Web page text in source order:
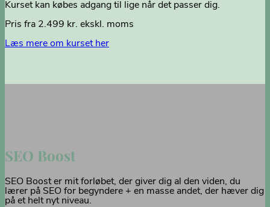
Kurset kan købes adgang til lige når det passer dig.
Pris fra 2.499 kr. ekskl. moms
Læs mere om kurset her
SEO Boost
SEO Boost er mit forløbet, der giver dig al den viden, du
lærer på SEO for begyndere + en masse andet, der hæver dig
på et helt nyt niveau.